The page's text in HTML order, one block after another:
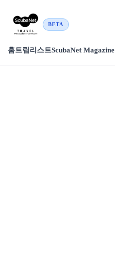
BETA
홈트립리스트ScubaNet Magazine